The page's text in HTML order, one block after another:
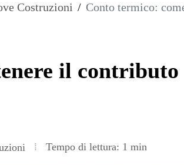
Costruzioni / Conto termico:
il
Tempo di lettura: 1 min